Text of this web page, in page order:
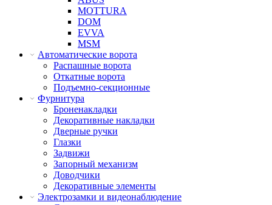
MOTTURA
DOM
EVVA
MSM
Автоматические ворота
Распашные ворота
Откатные ворота
Подъемно-секционные
Фурнитура
Броненакладки
Декоративные накладки
Дверные ручки
Глазки
Задвижи
Запорный механизм
Доводчики
Декоративные элементы
Электрозамки и видеонаблюдение